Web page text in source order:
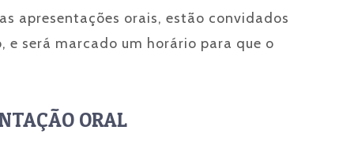
apresentações orais, estão convidados
será marcado um horário para que o
ORAL